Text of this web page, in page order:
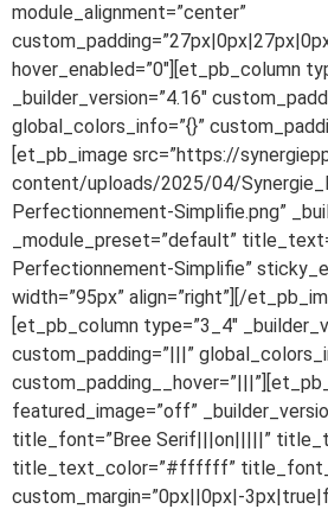
module_alignment=”center”
hover_enabled=”0″][et_pb_column
_builder_version=”4.16″
global_colors_info=”{}”
[et_pb_image src=”https://
content/uploads/2025/04/
Perfectionnement-Simplifie.png”
_module_preset=”default”
Perfectionnement-Simplifie”
width=”95px” align=”right”][/
[et_pb_column type=”3_4″
custom_padding=”|||”
featured_image=”off”
title_font=”Bree Serif|||on|||||”
title_text_color=”#ffffff”
custom_margin=”0px||0px|-